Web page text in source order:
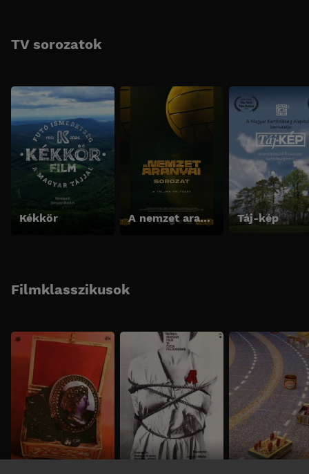
TV sorozatok
Kékkör A nemzet aranyai sorozat - A teljes változat Táj-kép
Filmklasszikusok